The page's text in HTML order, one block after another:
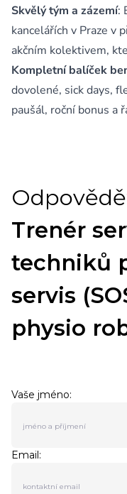
Skvělý tým a zázemí:
kancelářích v Praze v
akčním kolektivem,
Kompletní balíček
dovolené, sick days,
paušál, roční bonus a